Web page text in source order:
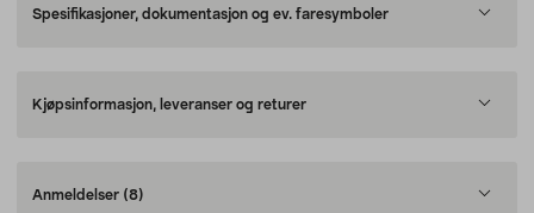
Spesifikasjoner, dokumentasjon og ev. faresymboler
Kjøpsinformasjon, leveranser og returer
Anmeldelser (8)